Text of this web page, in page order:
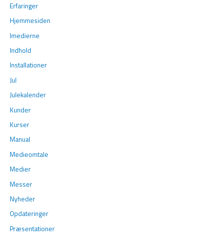
Erfaringer
Hjemmesiden
Imedierne
Indhold
Installationer
Jul
Julekalender
Kunder
Kurser
Manual
Medieomtale
Medier
Messer
Nyheder
Opdateringer
Præsentationer